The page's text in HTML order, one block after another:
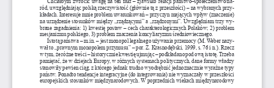
ród, uwzględniając polską rzeczywistość (głównie tą z przeszłości) – na wybranych przy-
kładach. Interesuje mnie problem uwarunkowań – przyczyn mających wpływ (znaczenie)
na urządzenie stosunków między „rządzącymi” a „rządzonymi”. Uwzględniam trzy wy-
brane zagadnienia: 1) kwestię postaw – cech charakterologicznych Polaków; 2) problem
mesjanizmu polskiego, 3) problem znaczenia koncyliaryzmu średniowiecznego.
Istotą państwa – m.in. – jest monopol legalnego używania przemocy (M. Weber nazy-
wał to „prawnym monopolem przymusu” – por. Z. Krasnodębski, 1999, s. 76 i n.). Rzecz
w tym, że różne treści – historycznie kwestię ujmując – podkładano pod ową istotę. Trzeba
pamiętać, że w dziejach Europy, w różnych systemach politycznych, dane formy władzy
stanowiły pewien ciąg, z którego jednak trudno wyodrębnić jednoznacznie wyraźne typy
państw. Ponadto tendencje integracyjne (do integrowania) nie wyznaczały w przeszłości
europejskich stosunków międzynarodowych. W poprzednich wiekach międzynarodowy